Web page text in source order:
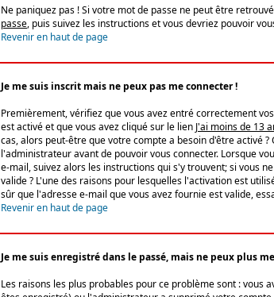
Ne paniquez pas ! Si votre mot de passe ne peut être
passe, puis suivez les instructions et vous devriez pouvoir
Revenir en haut de page
Je me suis inscrit mais ne peux pas me connecter !
Premièrement, vérifiez que vous avez entré correctement
est activé et que vous avez cliqué sur le lien J'ai moins de 13
cas, alors peut-être que votre compte a besoin d'être activé
l'administrateur avant de pouvoir vous connecter. Lorsque
e-mail, suivez alors les instructions qui s'y trouvent; si vous
valide ? L'une des raisons pour lesquelles l'activation est
sûr que l'adresse e-mail que vous avez fournie est valide,
Revenir en haut de page
Je me suis enregistré dans le passé, mais ne peux plus
Les raisons les plus probables pour ce problème sont : vous